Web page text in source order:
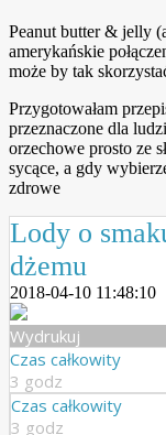
Peanut butter & jelly
amerykańskie
może by tak
Przygotowałam
przeznaczone dla
orzechowe prosto ze
sycące, a gdy
zdrowe
Lody o
dżemu
2018-04-10 11:48:10
Wydrukuj
Czas całkowity
3 godz
Czas całkowity
3 godz